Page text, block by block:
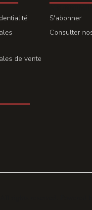
de vente
S'abonner
Consulter